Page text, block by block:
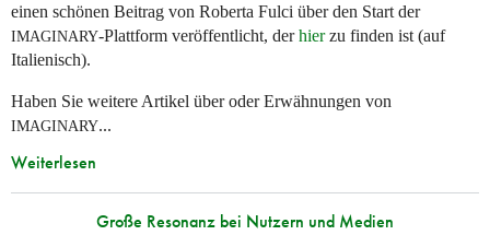
einen schönen Beitrag von Roberta Fulci über den Start der
IMAGINARY-Plattform veröffentlicht, derhierzu finden ist (auf
Italienisch).
Haben Sie weitere Artikel über oder Erwähnungen von
IMAGINARY...
Weiterlesen
Große Resonanz bei Nutzern und Medien